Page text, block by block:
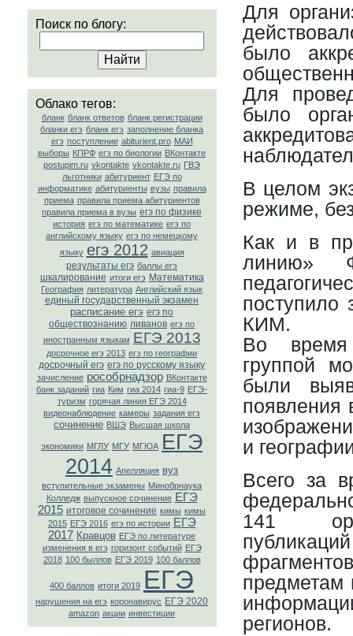
Поиск по блогу:
Облако тегов:
бланк бланк ответов бланк регистрации
бланки егэ бланк егэ заполнение бланка
егэ поступление abiturient.pro МАИ
выборы КПРФ егэ по биологии ВКонтакте
postupim.ru vkontakte vkontakte.ru ГВЭ
льготники абитуриент ЕГЭ по
информатике абитуриенты вузы правила
приема правила приема абитуриентов
правила приема в вузы егэ по физике
история егэ по математике егэ по
английскому языку егэ по немецкому
языку егэ 2012 авиация
результаты егэ баллы егэ
шкалирование итоги егэ Математика
География литература Английский язык
единый государственный экзамен
расписание егэ егэ по
обществознанию ливанов егэ по
иностранным языкам ЕГЭ 2013
досрочное егэ 2013 егэ по географии
досрочный егэ егэ по русскому языку
зачисление рособрнадзор ВКонтaкте
банк заданий гиа Ким гиа 2014 гиа-9 ЕГЭ-
туризм горячая линия ЕГЭ 2014
видеонаблюдение камеры задания егэ
сочинение ВШЭ Высшая школа
экономики МГЛУ МГУ МГЮА ЕГЭ
2014 Апелляция вуз
вступительные экзамены Минобрнаука
Колледж выпускное сочинение ЕГЭ
2015 итоговое сочинение кимы кимы
2015 ЕГЭ 2016 егэ по истории ЕГЭ
2017 Кравцов ЕГЭ по литературе
изменения в егэ горизонт событий ЕГЭ
2018 100 быллов ЕГЭ 2019 100 баллов
400 баллов итоги 2019 ЕГЭ
нарушения на егэ коронавирус ЕГЭ 2020
amazon акции инвестиции
Для
было
Для
было
В целом
режиме,
Как и в
линию»
поступило
КИМ.
Во время
группой
были
появления
и
Всего за
141
предметам
регионов.